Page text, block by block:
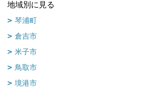
地域別に見る
琴浦町
倉吉市
米子市
鳥取市
境港市